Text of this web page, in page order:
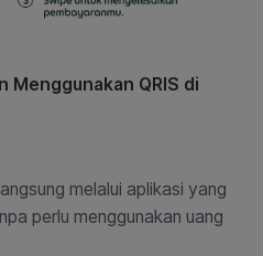
Menggunakan QRIS di
melalui aplikasi yang
perlu menggunakan uang